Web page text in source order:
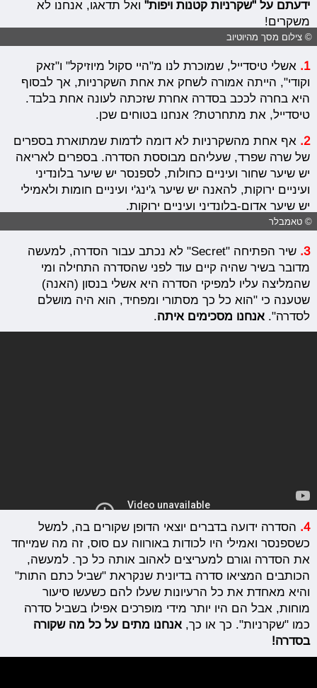
ידעתם על "שקרניות קטנות ויפות" ואל תדאגו, אנחנו לא
משקרים!
© צילום מסך מהיוטיוב
1. אשלי טיסדייל, שמוכרת לנו מ"היי סקול מיוזיקל" ו"זאק
וקודי", הייתה אמורה לשחק את אחת השקרניות, אך לבסוף
היא בחרה לככב בסדרה אחרת שזכתה לעונה אחת בלבד.
טיסדייל, את מתחרטת? אנחנו בטוחים שכן.
2. אף אחת מהשקרניות לא דומה לדמות שמתוארת בספרים
של שרה שפרד, שעליהם מבוססת הסדרה. בספרים לאריאה
יש שיער שחור ועיניים כחולות, לספנסר יש שיער בלונדיני
ועיניים ירוקות, להאנה יש שיער ג'ינג'י ועיניים חומות ולאמילי
יש שיער אדום-בלונדיני ועיניים ירוקות.
© טאמבלר
3.
שיר הפתיחה "Secret" לא נכתב עבור הסדרה, למעשה
מדובר בשיר שהיה קיים עוד לפני שהסדרה התחילה ומי
שהמליצה עליו למפיקי הסדרה היא אשלי בנסון (האנה)
שטענה כי "הוא כל כך מסתורי ומפחיד, הוא היה מושלם
לסדרה".אנחנו מסכימים איתה.
4. הסדרה ידועה בדברים יוצאי הדופן שקורים בה, למשל
כשספנסר ואמילי היו לכודות באורווה עם סוס, זה מה שמייחד
את הסדרה וגורם למעריצים לאהוב אותה כל כך. למעשה,
הכותבים המציאו סדרה בדיונית שנקראת "שביל כתם התות"
והיא מאחדת את כל הרעיונות שעלו להם כשעשו סיעור
מוחות, אבל הם היו יותר מידי מופרכים אפילו בשביל סדרה
כמו "שקרניות". כך או כך,אנחנו מתים על כל מה שקורה
בסדרה!